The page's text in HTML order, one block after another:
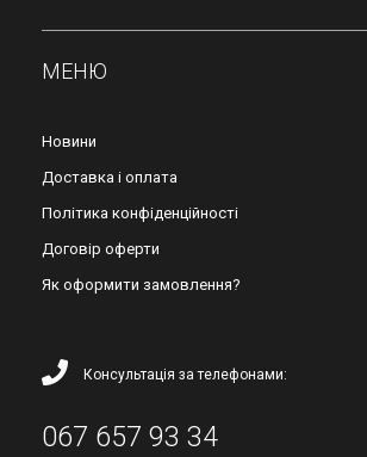
МЕНЮ
Новини
Доставка і оплата
Політика конфіденційності
Договір оферти
Як оформити замовлення?
Консультація за телефонами:
067 657 93 34